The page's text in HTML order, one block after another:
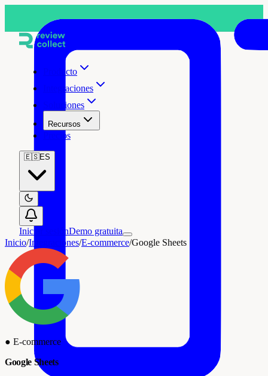
Producto
Integraciones
Soluciones
Recursos
Precios
🇪🇸ES
Iniciar sesiónDemo gratuita
Inicio/Integraciones/E-commerce/Google Sheets
● E-commerce
Google Sheets